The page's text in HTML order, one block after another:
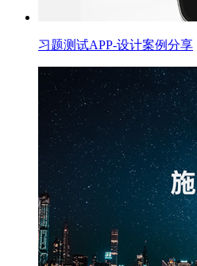
习题测试APP-设计案例分享